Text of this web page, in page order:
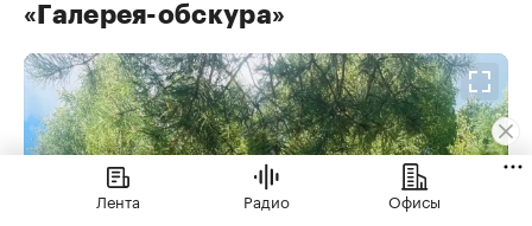
«Галерея-обскура»
Лента Радио Офисы